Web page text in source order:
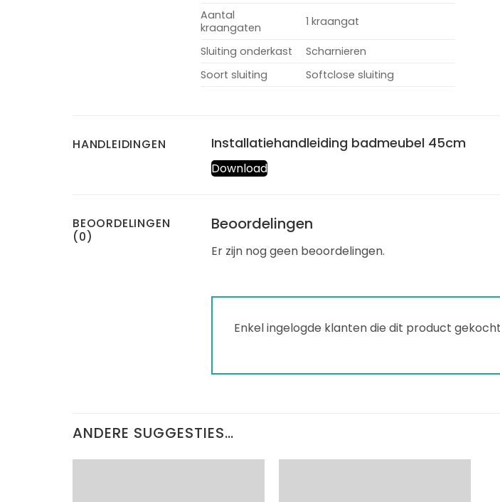
Aantal
kraangaten
1 kraangat
Sluiting onderkast
Scharnieren
Soort sluiting
Softclose sluiting
HANDLEIDINGEN Installatiehandleiding badmeubel 45cm
Download
BEOORDELINGEN
(0)
Beoordelingen
Er zijn nog geen beoordelingen.
Enkel ingelogde klanten die dit product
ANDERE SUGGESTIES…